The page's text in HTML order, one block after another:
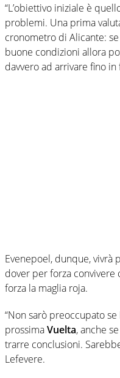
“L’obiettivo iniziale è
problemi. Una prima
cronometro di Alicante:
buone condizioni allora
davvero ad arrivare fino in
Evenepoel, dunque, vivrà
dover per forza convivere
forza la maglia roja.
“Non sarò preoccupato
prossimaVuelta, anche
trarre conclusioni.
Lefevere.